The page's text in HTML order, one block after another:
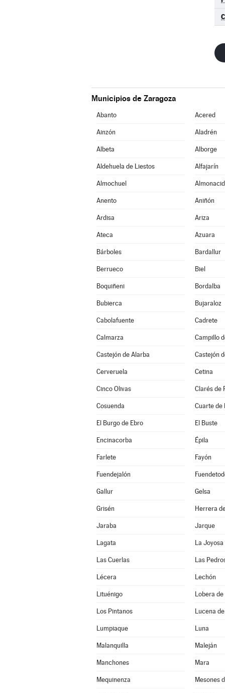
Municipios de Zaragoza
Abanto Acered
Ainzón Aladrén
Albeta Alborge
Aldehuela de Liestos Alfajarín
Almochuel
Anento Aniñón
Ardisa Ariza
Ateca Azuara
Bárboles Bardallur
Berrueco Biel
Boquiñeni Bordalba
Bubierca Bujaraloz
Cabolafuente Cadrete
Calmarza Campillo
Castejón de Alarba Castejón
Cerveruela Cetina
Cinco Olivas Clarés de
Cosuenda Cuarte de
El Burgo de Ebro El Buste
Encinacorba Épila
Farlete Fayón
Fuendejalón
Gallur Gelsa
Grisén Herrera
Jaraba Jarque
Lagata La Joyosa
Las Cuerlas Las
Lécera Lechón
Lituénigo Lobera de
Los Pintanos Lucena
Lumpiaque Luna
Malanquilla Maleján
Manchones Mara
Mequinenza Mesones